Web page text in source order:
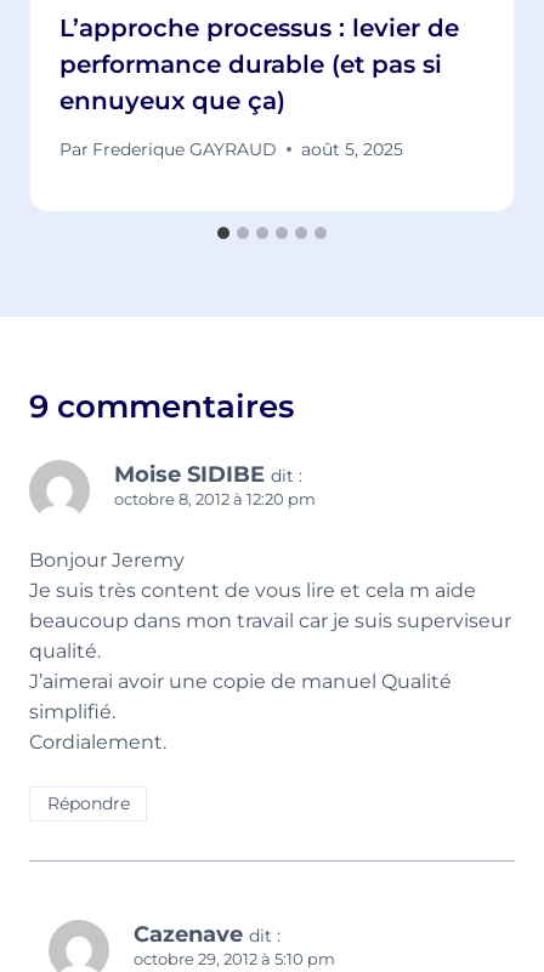
L’approche processus : levier de
performance durable (et pas si
ennuyeux que ça)
Par Frederique GAYRAUD août 5, 2025
9 commentaires
Moise SIDIBE dit :
octobre 8, 2012 à 12:20 pm
Bonjour Jeremy
Je suis très content de vous lire et cela m aide
beaucoup dans mon travail car je suis superviseur
qualité.
J’aimerai avoir une copie de manuel Qualité
simplifié.
Cordialement.
Répondre
Cazenave dit :
octobre 29, 2012 à 5:10 pm